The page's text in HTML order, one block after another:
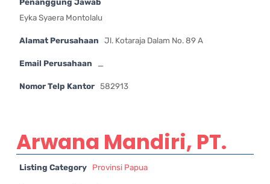
Eyka Syaera Montolalu
Alamat Perusahaan Jl. Kotaraja Dalam No. 89 A
Email Perusahaan
Nomor Telp Kantor 582913
Arwana Mandiri, PT.
Listing Category Provinsi Papua